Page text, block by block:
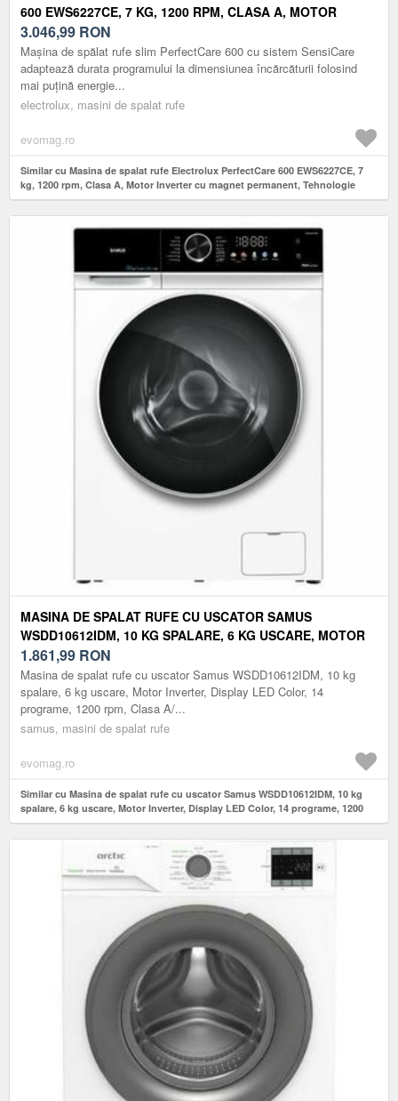
600 EWS6227CE, 7 KG, 1200 RPM, CLASA A, MOTOR
INVERTER CU MAGNET PERMANENT, TEHNOLOGIE
SENSICARE, DISPLAY LED (ALB)
3.046,99 RON
Mașina de spălat rufe slim PerfectCare 600 cu sistem SensiCare
adaptează durata programului la dimensiunea încărcăturii folosind
mai puţină energie...
electrolux, masini de spalat rufe
evomag.ro
Similar cu Masina de spalat rufe Electrolux PerfectCare 600 EWS6227CE, 7
kg, 1200 rpm, Clasa A, Motor Inverter cu magnet permanent, Tehnologie
SensiCare, Display LED (Alb)
MASINA DE SPALAT RUFE CU USCATOR SAMUS
WSDD10612IDM, 10 KG SPALARE, 6 KG USCARE, MOTOR
INVERTER, DISPLAY LED COLOR, 14 PROGRAME, 1200
RPM, CLASA A/E (ALB)
1.861,99 RON
Masina de spalat rufe cu uscator Samus WSDD10612IDM, 10 kg
spalare, 6 kg uscare, Motor Inverter, Display LED Color, 14
programe, 1200 rpm, Clasa A/...
samus, masini de spalat rufe
evomag.ro
Similar cu Masina de spalat rufe cu uscator Samus WSDD10612IDM, 10 kg
spalare, 6 kg uscare, Motor Inverter, Display LED Color, 14 programe, 1200
rpm, Clasa A/E (Alb)